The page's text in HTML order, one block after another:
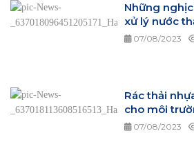
Những
xử lý nước
07/08/2023
Rác thải
cho môi
07/08/2023